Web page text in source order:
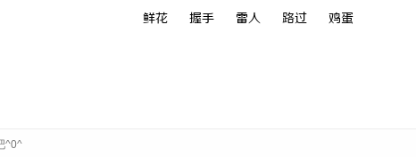
鲜花 握手 雷人 路过 鸡蛋